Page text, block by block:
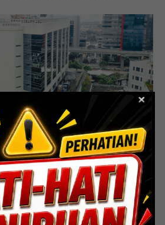
(MHKN), Kuningan, Jakarta
Selatan.
Kuningan Jakarta